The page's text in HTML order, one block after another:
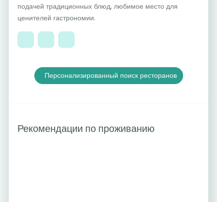
подачей традиционных блюд, любимое место для
ценителей гастрономии.
Персонализированный поиск ресторанов
Рекомендации по проживанию